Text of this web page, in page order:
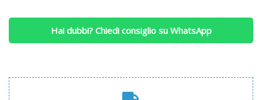
Hai dubbi? Chiedi consiglio su WhatsApp